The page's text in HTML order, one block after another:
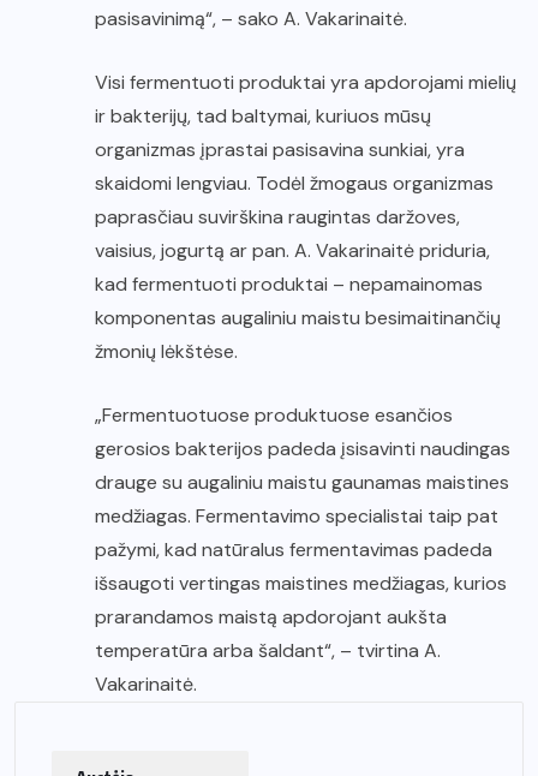
pasisavinimą“, – sako A. Vakarinaitė.
Visi fermentuoti produktai yra apdorojami mielių
ir bakterijų, tad baltymai, kuriuos mūsų
organizmas įprastai pasisavina sunkiai, yra
skaidomi lengviau. Todėl žmogaus organizmas
paprasčiau suvirškina raugintas daržoves,
vaisius, jogurtą ar pan. A. Vakarinaitė priduria,
kad fermentuoti produktai – nepamainomas
komponentas augaliniu maistu besimaitinančių
žmonių lėkštėse.
„Fermentuotuose produktuose esančios
gerosios bakterijos padeda įsisavinti naudingas
drauge su augaliniu maistu gaunamas maistines
medžiagas. Fermentavimo specialistai taip pat
pažymi, kad natūralus fermentavimas padeda
išsaugoti vertingas maistines medžiagas, kurios
prarandamos maistą apdorojant aukšta
temperatūra arba šaldant“, – tvirtina A.
Vakarinaitė.